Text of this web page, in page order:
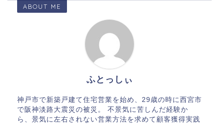
ABOUT ME
ふとっしぃ
神戸市で新築戸建て住宅営業を始め、29歳の時に西宮市
で阪神淡路大震災の被災。 不景気に苦しんだ経験か
ら、景気に左右されない営業方法を求めて顧客獲得実践